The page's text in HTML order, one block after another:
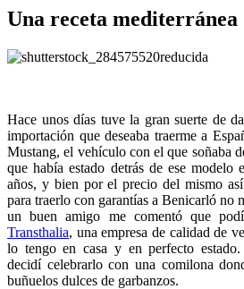
Una receta mediterránea
Hace unos días tuve la gran suerte de
importación que deseaba traerme a
Mustang, el vehículo con el que soñaba
que había estado detrás de ese modelo
años, y bien por el precio del mismo
para traerlo con garantías a Benicarló no
un buen amigo me comentó que
Transthalia, una empresa de calidad de
lo tengo en casa y en perfecto
decidí celebrarlo con una comilona
buñuelos dulces de garbanzos.